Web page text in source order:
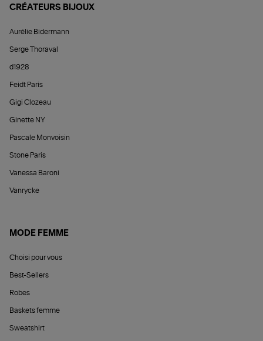
CRÉATEURS BIJOUX
Aurélie Bidermann
Serge Thoraval
d1928
Feidt Paris
Gigi Clozeau
Ginette NY
Pascale Monvoisin
Stone Paris
Vanessa Baroni
Vanrycke
MODE FEMME
Choisi pour vous
Best-Sellers
Robes
Baskets femme
Sweatshirt